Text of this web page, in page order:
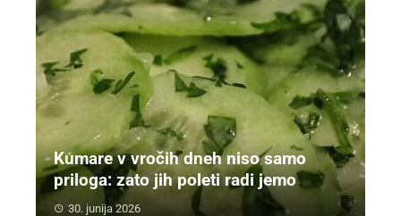
Kumare v vročih dneh niso samo
priloga: zato jih poleti radi jemo
30. junija 2026